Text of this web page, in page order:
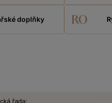
doplňky
řada: